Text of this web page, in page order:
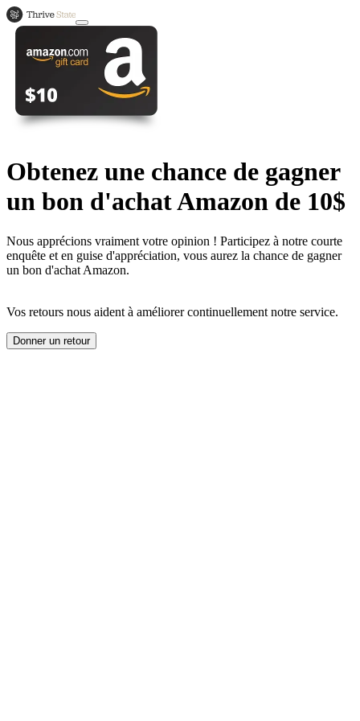
Obtenez une chance de gagner
un bon d'achat Amazon de 10$
Nous apprécions vraiment votre opinion ! Participez à notre courte
enquête et en guise d'appréciation, vous aurez la chance de gagner
un bon d'achat Amazon.
Vos retours nous aident à améliorer continuellement notre service.
Donner un retour